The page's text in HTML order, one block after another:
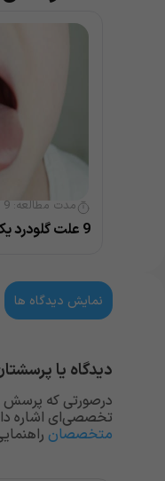
مدت مطالعه: 9
نمایش دیدگاه ها
دیدگاه یا
درصورتی که پرسش
تخصصی‌ای اشاره
متخصصان